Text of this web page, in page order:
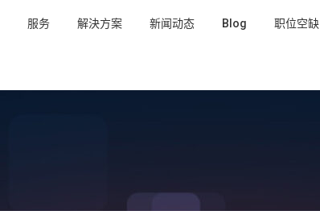
服务 解決方案 新闻动态 Blog 职位空缺